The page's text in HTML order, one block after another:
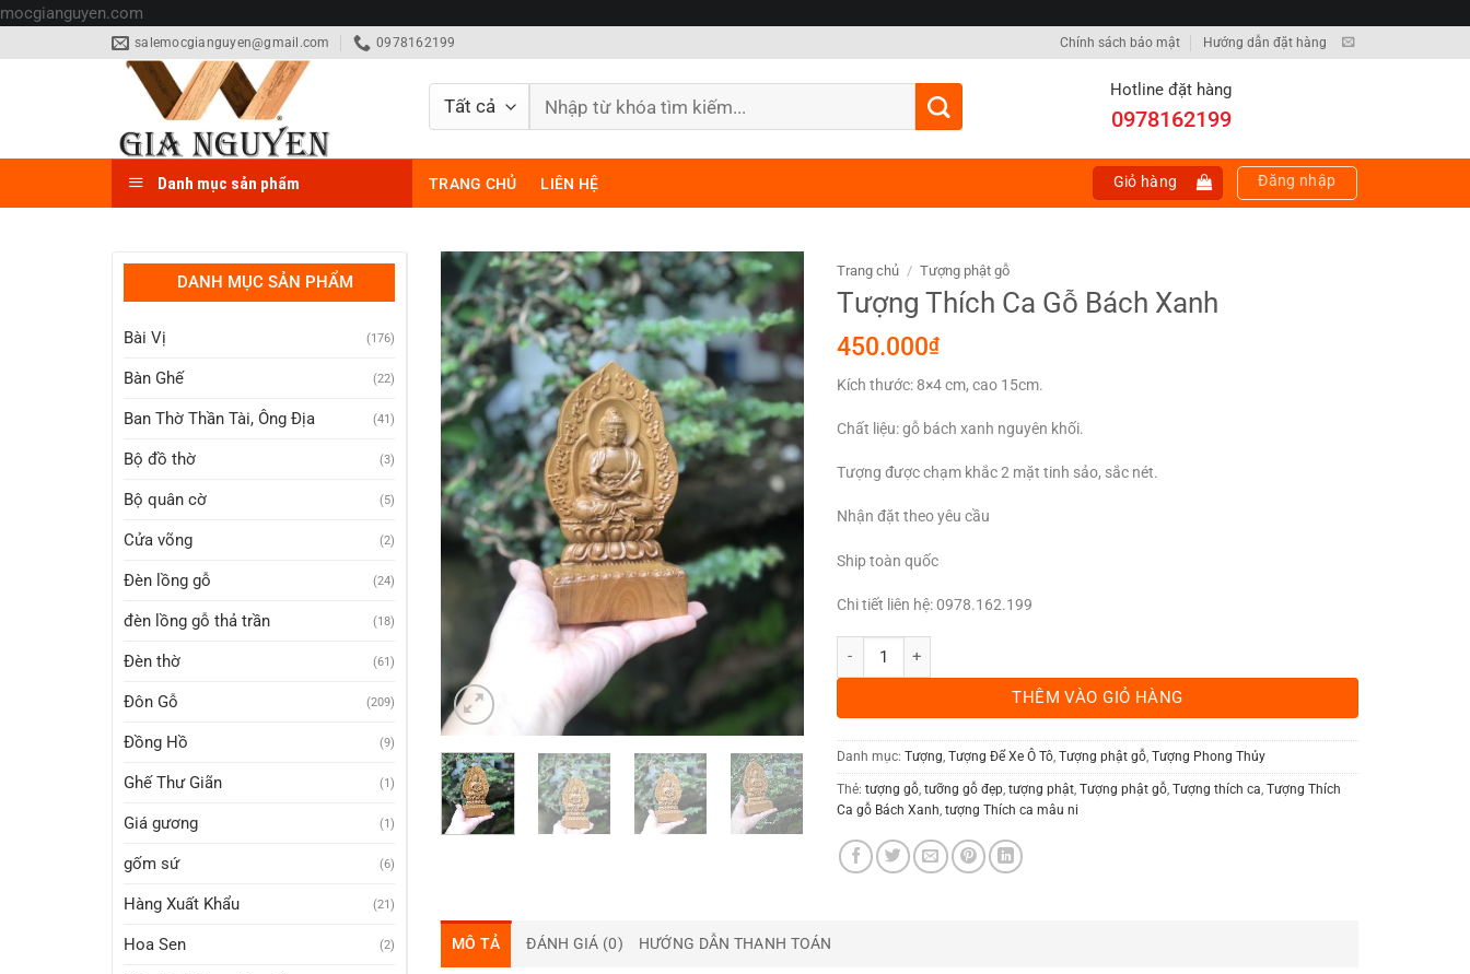
mocgianguyen.com
qua
nội
dung
salemocgianguyen@gmail.com 0978162199 Chính sách bảo mật Hướng dẫn đặt hàng
Tìm
kiếm:
Hotline đặt hàng
0978162199
Danh mục sản phẩm TRANG CHỦ LIÊN HỆ Giỏ hàng Đăng nhập
DANH MỤC SẢN PHẨM
Bài Vị (176)
Bàn Ghế (22)
Ban Thờ Thần Tài, Ông Địa (41)
Bộ đồ thờ (3)
Bộ quân cờ (5)
Cửa võng (2)
Đèn lồng gỗ (24)
đèn lồng gỗ thả trần (18)
Đèn thờ (61)
Đôn Gỗ (209)
Đồng Hồ (9)
Ghế Thư Giãn (1)
Giá gương (1)
gốm sứ (6)
Hàng Xuất Khẩu (21)
Hoa Sen (2)
Trang chủ / Tượng phật gỗ
Tượng Thích Ca Gỗ Bách Xanh
450.000₫
Kích thước: 8×4 cm, cao 15cm.
Chất liệu: gỗ bách xanh nguyên khối.
Tượng được chạm khắc 2 mặt tinh sảo, sắc nét.
Nhận đặt theo yêu cầu
Ship toàn quốc
Chi tiết liên hệ: 0978.162.199
THÊM VÀO GIỎ HÀNG
Danh mục:Tượng ,Tượng Để Xe Ô Tô ,Tượng phật gỗ ,Tượng Phong Thủy
Thẻ:tượng gỗ ,tưỡng gỗ đẹp ,tượng phật ,Tượng phật gỗ ,Tượng thích ca ,Tượng Thích
Ca gỗ Bách Xanh ,tượng Thích ca mâu ni
MÔ TẢ ĐÁNH GIÁ (0) HƯỚNG DẪN THANH TOÁN